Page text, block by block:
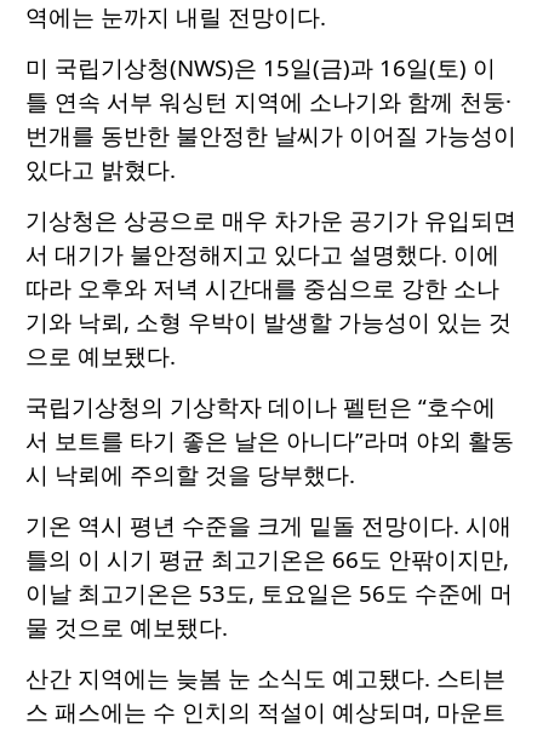
역에는 눈까지 내릴 전망이다.
미 국립기상청(NWS)은 15일(금)과 16일(토) 이
틀 연속 서부 워싱턴 지역에 소나기와 함께 천둥·
번개를 동반한 불안정한 날씨가 이어질 가능성이
있다고 밝혔다.
기상청은 상공으로 매우 차가운 공기가 유입되면
서 대기가 불안정해지고 있다고 설명했다. 이에
따라 오후와 저녁 시간대를 중심으로 강한 소나
기와 낙뢰, 소형 우박이 발생할 가능성이 있는 것
으로 예보됐다.
국립기상청의 기상학자 데이나 펠턴은 “호수에
서 보트를 타기 좋은 날은 아니다”라며 야외 활동
시 낙뢰에 주의할 것을 당부했다.
기온 역시 평년 수준을 크게 밑돌 전망이다. 시애
틀의 이 시기 평균 최고기온은 66도 안팎이지만,
이날 최고기온은 53도, 토요일은 56도 수준에 머
물 것으로 예보됐다.
산간 지역에는 늦봄 눈 소식도 예고됐다. 스티븐
스 패스에는 수 인치의 적설이 예상되며, 마운트